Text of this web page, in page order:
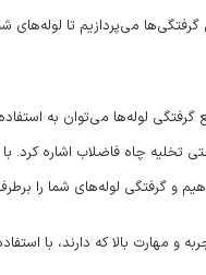
می‌پردازیم تا لوله‌های
لوله‌ها می‌توان به استفاده
تخلیه چاه فاضلاب اشاره کرد. با
و گرفتگی لوله‌های شما را
مهارت بالا که دارند، با